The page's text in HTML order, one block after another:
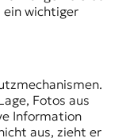
ein wichtiger
Fotos aus
Information
aus, zieht er